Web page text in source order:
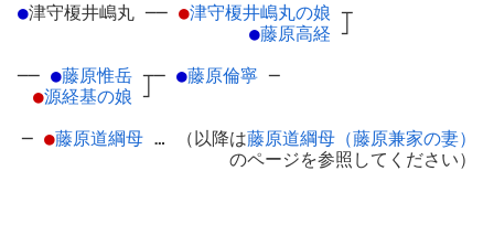
●津守榎井嶋丸 ── ●津守榎井嶋丸の娘 ┬
●藤原高経 ┘
── ●藤原惟岳 ┬
●源経基の娘 ┘
─ ●藤原倫寧 ─
─ ●藤原道綱母 … （以降は藤原道綱母（藤原兼家の妻）
のページを参照してください）